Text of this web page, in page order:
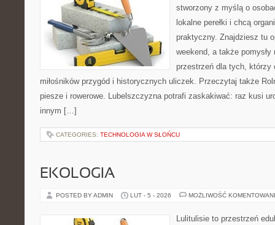
stworzony z myślą o
lokalne perełki i chcą
praktyczny. Znajdziesz tu
weekend, a także
przestrzeń dla tych, którzy
miłośników przygód i historycznych uliczek. Przeczytaj także
piesze i rowerowe. Lubelszczyzna potrafi zaskakiwać: raz kusi
innym […]
CATEGORIES: TECHNOLOGIA W SŁOŃCU
EKOLOGIA
POSTED BY ADMIN LUT - 5 - 2026 MOŻLIWOŚĆ
Lulitulisie to przestrzeń